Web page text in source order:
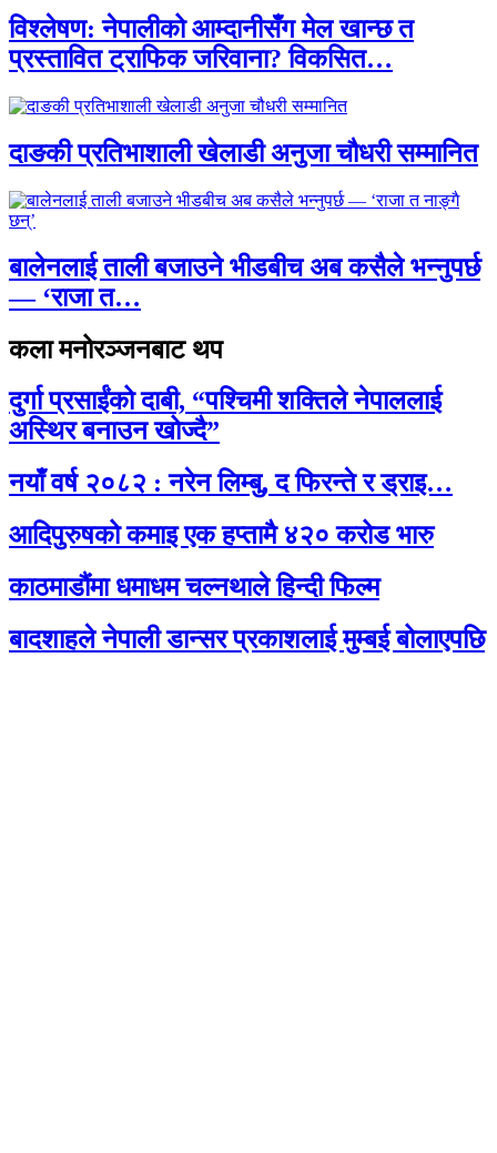
विश्लेषण: नेपालीको आम्दानीसँग मेल खान्छ त
प्रस्तावित ट्राफिक जरिवाना? विकसित…
दाङकी प्रतिभाशाली खेलाडी अनुजा चौधरी सम्मानित
बालेनलाई ताली बजाउने भीडबीच अब कसैले भन्नुपर्छ
— ‘राजा त…
कला मनोरञ्जनबाट थप
दुर्गा प्रसाईंको दाबी, “पश्चिमी शक्तिले नेपाललाई
अस्थिर बनाउन खोज्दै”
नयाँ वर्ष २०८२ : नरेन लिम्बु, द फिरन्ते र ड्राइ…
आदिपुरुषको कमाइ एक हप्तामै ४२० करोड भारु
काठमाडौंमा धमाधम चल्नथाले हिन्दी फिल्म
बादशाहले नेपाली डान्सर प्रकाशलाई मुम्बई बोलाएपछि